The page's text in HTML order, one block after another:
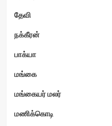
தேவி
நக்கீரன்
பாக்யா
மங்கை
மங்கையர் மலர்
மணிக்கொடி